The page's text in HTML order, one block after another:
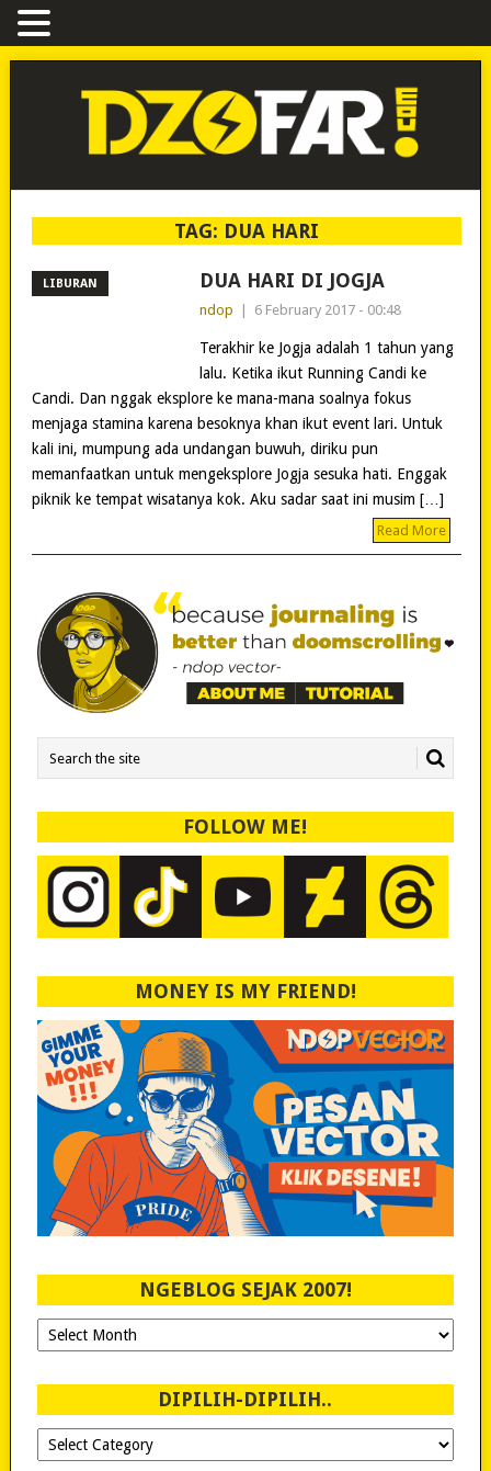
TAG: DUA HARI
LIBURAN DUA HARI DI JOGJA
ndop 6 February 2017 - 00:48
Terakhir ke Jogja adalah 1 tahun yang
lalu. Ketika ikut Running Candi ke
Candi. Dan nggak eksplore ke mana-mana soalnya fokus
menjaga stamina karena besoknya khan ikut event lari. Untuk
kali ini, mumpung ada undangan buwuh, diriku pun
memanfaatkan untuk mengeksplore Jogja sesuka hati. Enggak
piknik ke tempat wisatanya kok. Aku sadar saat ini musim […]
Read More
FOLLOW ME!
MONEY IS MY FRIEND!
NGEBLOG SEJAK 2007!
Ngeblog
Sejak
DIPILIH-DIPILIH..
Dipilih-
dipilih..